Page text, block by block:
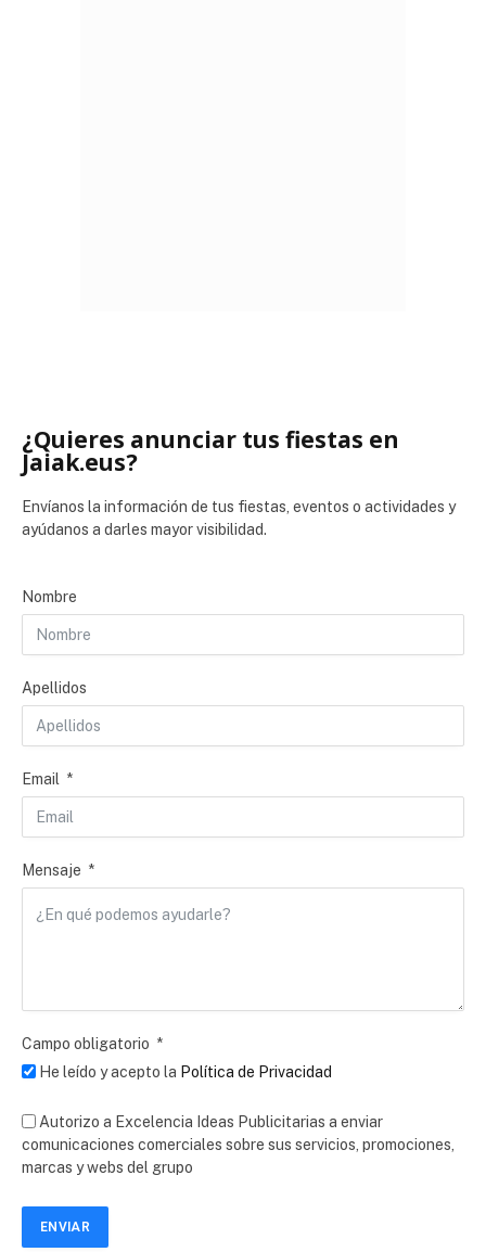
¿Quieres anunciar tus fiestas en
Jaiak.eus?
Envíanos la información de tus fiestas, eventos o actividades y
ayúdanos a darles mayor visibilidad.
Nombre
Apellidos
Email
Mensaje
Campo obligatorio
He leído y acepto la Política de Privacidad
Autorizo a Excelencia Ideas Publicitarias a enviar
comunicaciones comerciales sobre sus servicios, promociones,
marcas y webs del grupo
ENVIAR